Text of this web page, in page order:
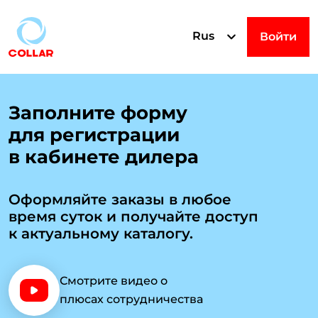
Rus Войти
Р
е
г
и
с
Заполните форму
для регистрации
в кабинете дилера
Оформляйте заказы в любое
время суток и получайте доступ
к актуальному каталогу.
Смотрите видео о
плюсах сотрудничества